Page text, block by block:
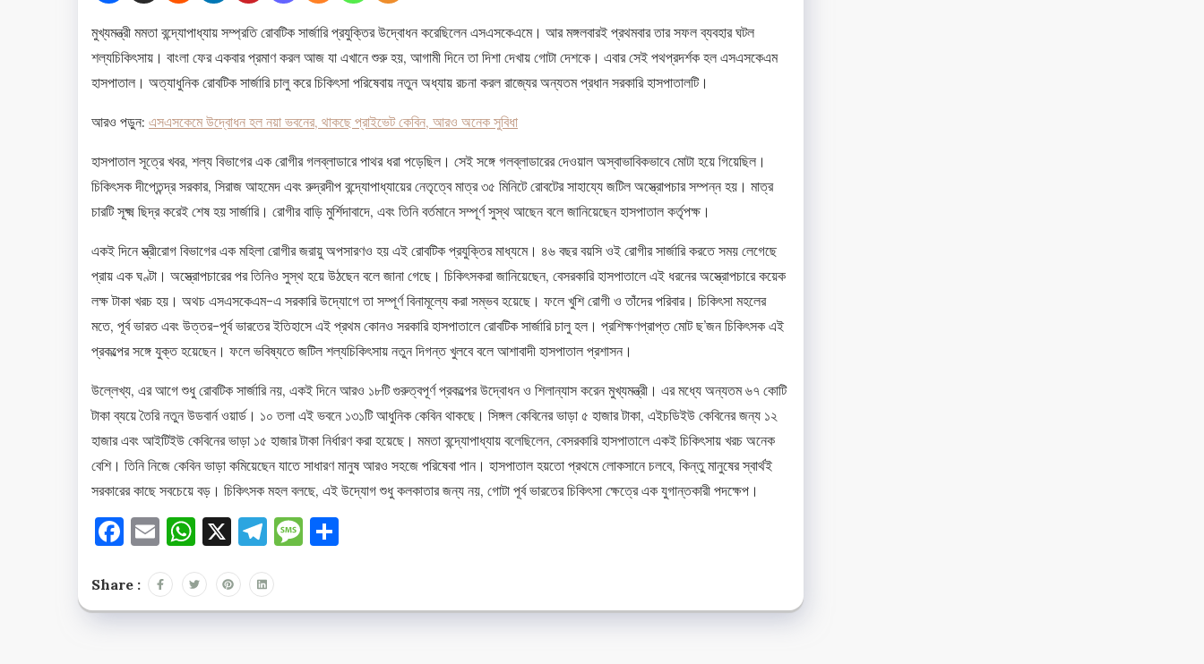
মুখ্যমন্ত্রী মমতা বন্দ্যোপাধ্যায় সম্প্রতি রোবটিক সার্জারি প্রযুক্তির উদ্বোধন করেছিলেন এসএসকেএমে। আর মঙ্গলবারই প্রথমবার তার সফল ব্যবহার ঘটল
শল্যচিকিৎসায়। বাংলা ফের একবার প্রমাণ করল আজ যা এখানে শুরু হয়, আগামী দিনে তা দিশা দেখায় গোটা দেশকে। এবার সেই পথপ্রদর্শক হল এসএসকেএম
হাসপাতাল। অত্যাধুনিক রোবটিক সার্জারি চালু করে চিকিৎসা পরিষেবায় নতুন অধ্যায় রচনা করল রাজ্যের অন্যতম প্রধান সরকারি হাসপাতালটি।
আরও পড়ুন: এসএসকেমে উদ্বোধন হল নয়া ভবনের, থাকছে প্রাইভেট কেবিন, আরও অনেক সুবিধা
হাসপাতাল সূত্রে খবর, শল্য বিভাগের এক রোগীর গলব্লাডারে পাথর ধরা পড়েছিল। সেই সঙ্গে গলব্লাডারের দেওয়াল অস্বাভাবিকভাবে মোটা হয়ে গিয়েছিল।
চিকিৎসক দীপ্তেন্দ্র সরকার, সিরাজ আহমেদ এবং রুদ্রদীপ বন্দ্যোপাধ্যায়ের নেতৃত্বে মাত্র ৩৫ মিনিটে রোবটের সাহায্যে জটিল অস্ত্রোপচার সম্পন্ন হয়। মাত্র
চারটি সূক্ষ্ম ছিদ্র করেই শেষ হয় সার্জারি। রোগীর বাড়ি মুর্শিদাবাদে, এবং তিনি বর্তমানে সম্পূর্ণ সুস্থ আছেন বলে জানিয়েছেন হাসপাতাল কর্তৃপক্ষ।
একই দিনে স্ত্রীরোগ বিভাগের এক মহিলা রোগীর জরায়ু অপসারণও হয় এই রোবটিক প্রযুক্তির মাধ্যমে। ৪৬ বছর বয়সি ওই রোগীর সার্জারি করতে সময় লেগেছে
প্রায় এক ঘণ্টা। অস্ত্রোপচারের পর তিনিও সুস্থ হয়ে উঠছেন বলে জানা গেছে। চিকিৎসকরা জানিয়েছেন, বেসরকারি হাসপাতালে এই ধরনের অস্ত্রোপচারে কয়েক
লক্ষ টাকা খরচ হয়। অথচ এসএসকেএম-এ সরকারি উদ্যোগে তা সম্পূর্ণ বিনামূল্যে করা সম্ভব হয়েছে। ফলে খুশি রোগী ও তাঁদের পরিবার। চিকিৎসা মহলের
মতে, পূর্ব ভারত এবং উত্তর-পূর্ব ভারতের ইতিহাসে এই প্রথম কোনও সরকারি হাসপাতালে রোবটিক সার্জারি চালু হল। প্রশিক্ষণপ্রাপ্ত মোট ছ’জন চিকিৎসক এই
প্রকল্পের সঙ্গে যুক্ত হয়েছেন। ফলে ভবিষ্যতে জটিল শল্যচিকিৎসায় নতুন দিগন্ত খুলবে বলে আশাবাদী হাসপাতাল প্রশাসন।
উল্লেখ্য, এর আগে শুধু রোবটিক সার্জারি নয়, একই দিনে আরও ১৮টি গুরুত্বপূর্ণ প্রকল্পের উদ্বোধন ও শিলান্যাস করেন মুখ্যমন্ত্রী। এর মধ্যে অন্যতম ৬৭ কোটি
টাকা ব্যয়ে তৈরি নতুন উডবার্ন ওয়ার্ড। ১০ তলা এই ভবনে ১৩১টি আধুনিক কেবিন থাকছে। সিঙ্গল কেবিনের ভাড়া ৫ হাজার টাকা, এইচডিইউ কেবিনের জন্য ১২
হাজার এবং আইটিইউ কেবিনের ভাড়া ১৫ হাজার টাকা নির্ধারণ করা হয়েছে। মমতা বন্দ্যোপাধ্যায় বলেছিলেন, বেসরকারি হাসপাতালে একই চিকিৎসায় খরচ অনেক
বেশি। তিনি নিজে কেবিন ভাড়া কমিয়েছেন যাতে সাধারণ মানুষ আরও সহজে পরিষেবা পান। হাসপাতাল হয়তো প্রথমে লোকসানে চলবে, কিন্তু মানুষের স্বার্থই
সরকারের কাছে সবচেয়ে বড়। চিকিৎসক মহল বলছে, এই উদ্যোগ শুধু কলকাতার জন্য নয়, গোটা পূর্ব ভারতের চিকিৎসা ক্ষেত্রে এক যুগান্তকারী পদক্ষেপ।
Facebook
EmailWhatsApp
X Telegram
Message
Share :